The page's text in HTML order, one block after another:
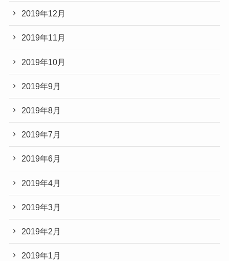
2019年12月
2019年11月
2019年10月
2019年9月
2019年8月
2019年7月
2019年6月
2019年4月
2019年3月
2019年2月
2019年1月